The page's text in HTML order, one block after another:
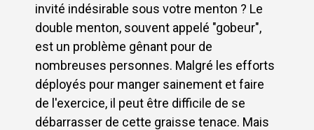
invité indésirable sous votre menton ? Le
double menton, souvent appelé "gobeur",
est un problème gênant pour de
nombreuses personnes. Malgré les efforts
déployés pour manger sainement et faire
de l'exercice, il peut être difficile de se
débarrasser de cette graisse tenace. Mais